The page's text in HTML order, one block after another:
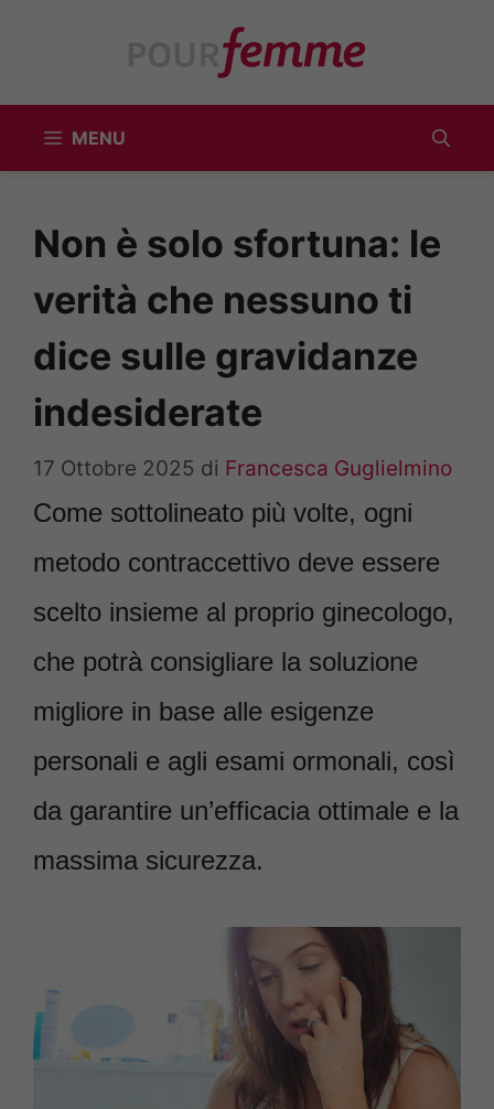
MENU
Non è solo sfortuna: le
verità che nessuno ti
dice sulle gravidanze
indesiderate
17 Ottobre 2025 di Francesca Guglielmino
Come sottolineato più volte, ogni
metodo contraccettivo deve essere
scelto insieme al proprio ginecologo,
che potrà consigliare la soluzione
migliore in base alle esigenze
personali e agli esami ormonali, così
da garantire un’efficacia ottimale e la
massima sicurezza.